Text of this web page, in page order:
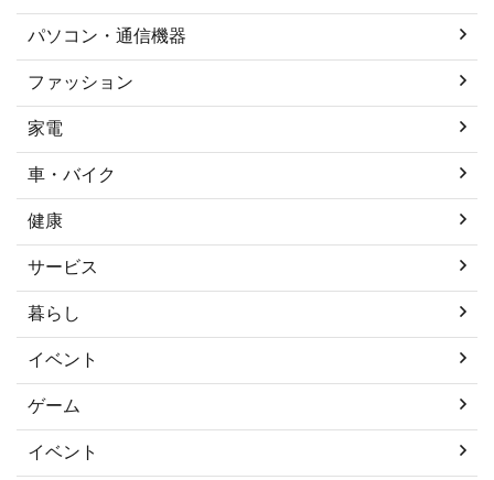
パソコン・通信機器
ファッション
家電
車・バイク
健康
サービス
暮らし
イベント
ゲーム
イベント